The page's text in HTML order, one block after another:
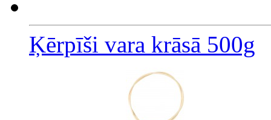
Ķērpīši vara krāsā 500g